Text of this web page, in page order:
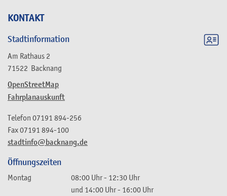
KONTAKT
Stadtinformation
Am Rathaus 2
71522 Backnang
OpenStreetMap
Fahrplanauskunft
stadtinfo@backnang.de
Telefon 07191 894-256
Fax07191 894-100
Öffnungszeiten
Montag 08:00 Uhr- 12:30 Uhr
und 14:00 Uhr- 16:00 Uhr